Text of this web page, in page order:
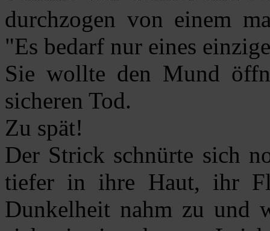
durchzogen von einem
"Es bedarf nur eines
Sie wollte den Mund
sicheren Tod.
Zu spät!
Der Strick schnürte sich
tiefer in ihre Haut, ihr
Dunkelheit nahm zu und